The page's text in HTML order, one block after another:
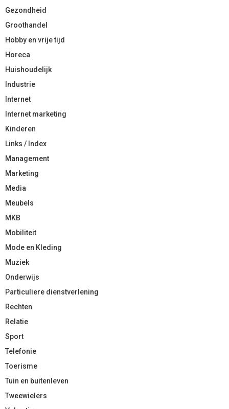
Gezondheid
Groothandel
Hobby en vrije tijd
Horeca
Huishoudelijk
Industrie
Internet
Internet marketing
Kinderen
Links / Index
Management
Marketing
Media
Meubels
MKB
Mobiliteit
Mode en Kleding
Muziek
Onderwijs
Particuliere dienstverlening
Rechten
Relatie
Sport
Telefonie
Toerisme
Tuin en buitenleven
Tweewielers